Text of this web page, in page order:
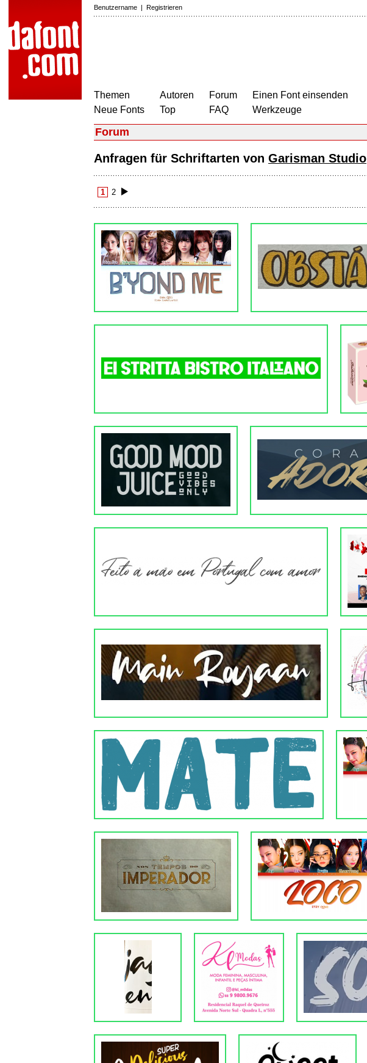
Benutzername | Registrieren
Themen
Neue Fonts
Autoren
Top
Forum
FAQ
Einen Font einsenden
Werkzeuge
Forum
Anfragen für Schriftarten von Garisman Studio
1 2